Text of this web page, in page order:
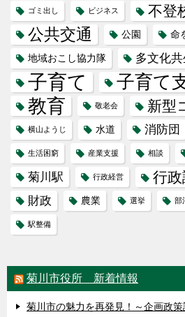
ゴミ出し ビジネス 不登
公共交通 公園 命
地域おこし協力隊 多文化共
子育て 子育て
教育 敬老会 新型
横山ようじ 水道 消防団
生活困窮 産業支援 相談
菊川駅 行政経営 行
財政 農業 選挙 部
駅整備
菊川市役所 新着情報
菊川市の魅力を再発見！～企画政